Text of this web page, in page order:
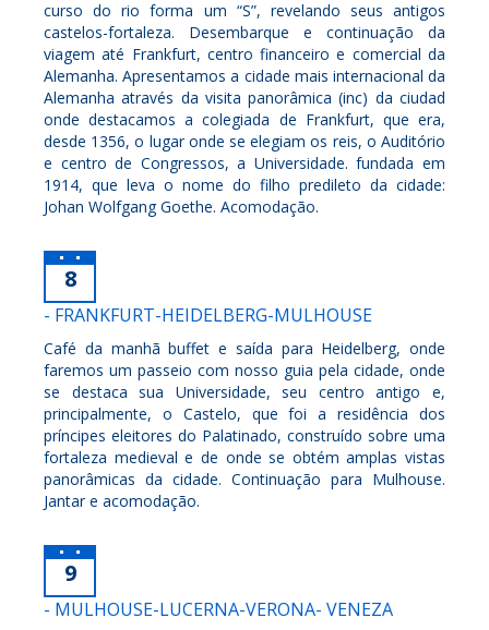
curso do rio forma um “S”, revelando seus antigos
castelos-fortaleza. Desembarque e continuação da
viagem até Frankfurt, centro financeiro e comercial da
Alemanha. Apresentamos a cidade mais internacional da
Alemanha através da visita panorâmica (inc) da ciudad
onde destacamos a colegiada de Frankfurt, que era,
desde 1356, o lugar onde se elegiam os reis, o Auditório
e centro de Congressos, a Universidade. fundada em
1914, que leva o nome do filho predileto da cidade:
Johan Wolfgang Goethe. Acomodação.
8
- FRANKFURT-HEIDELBERG-MULHOUSE
Café da manhã buffet e saída para Heidelberg, onde
faremos um passeio com nosso guia pela cidade, onde
se destaca sua Universidade, seu centro antigo e,
principalmente, o Castelo, que foi a residência dos
príncipes eleitores do Palatinado, construído sobre uma
fortaleza medieval e de onde se obtém amplas vistas
panorâmicas da cidade. Continuação para Mulhouse.
Jantar e acomodação.
9
- MULHOUSE-LUCERNA-VERONA- VENEZA